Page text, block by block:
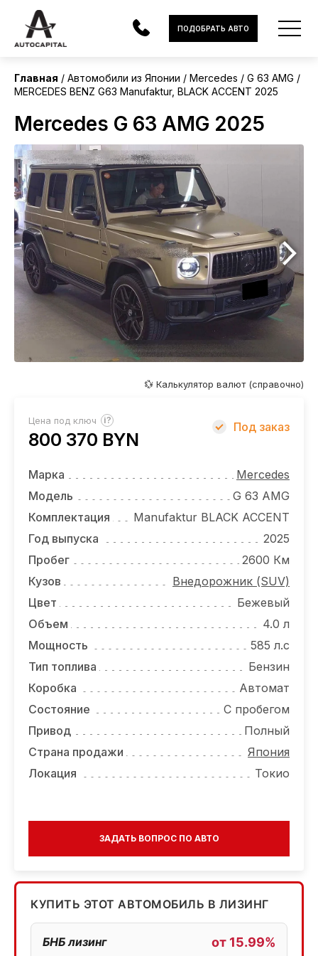
АВТОМОБИЛИ
ЭЛЕКТРОМОБИЛИ
В НАЛИЧИИ
МОТОЦИКЛЫ
УСЛУГИ
ЛИЗИНГ
НОВОСТИ
ОТЗЫВЫ
КОНТАКТЫ
ПОДОБРАТЬ АВТО
Главная Автомобили из Японии Mercedes
G 63 AMG
MERCEDES BENZ G63 Manufaktur, BLACK ACCENT 2025
Mercedes G 63 AMG 2025
Япония
💱 Калькулятор валют (справочно)
Цена под ключ ?
800 370 BYN
Под заказ
Марка
Mercedes
Модель
G 63 AMG
Комплектация
Manufaktur BLACK ACCENT
Год выпуска
2025
Пробег
2600 Км
Кузов
Внедорожник (SUV)
Цвет
Бежевый
Объем
4.0 л
Мощность
585 л.с
Тип топлива
Бензин
Коробка
Автомат
Состояние
С пробегом
Привод
Полный
Страна продажи
Япония
Локация
Токио
ЗАДАТЬ ВОПРОС ПО АВТО
КУПИТЬ ЭТОТ АВТОМОБИЛЬ В ЛИЗИНГ
БНБ лизинг от 15.99%